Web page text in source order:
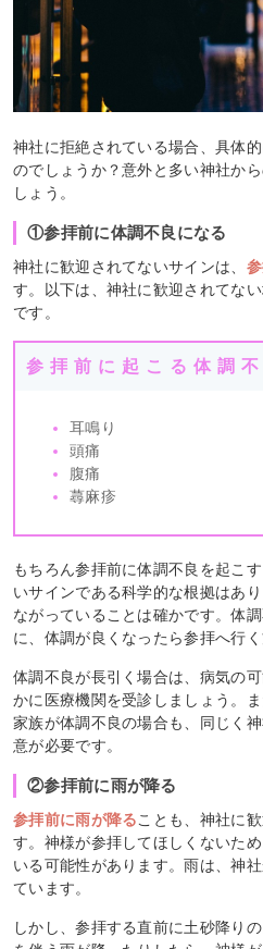
神社に拒絶されている場合、具体
のでしょうか？意外と多い神社か
しょう。
①参拝前に体調不良になる
神社に歓迎されてないサインは、
す。以下は、神社に歓迎されてな
です。
参拝前に起こる体調不
耳鳴り
頭痛
腹痛
蕁麻疹
もちろん参拝前に体調不良を起こ
いサインである科学的な根拠はあ
ながっていることは確かです。体
に、体調が良くなったら参拝へ行く
体調不良が長引く場合は、病気の
かに医療機関を受診しましょう。
家族が体調不良の場合も、同じく
意が必要です。
②参拝前に雨が降る
参拝前に雨が降ることも、神社に
す。神様が参拝してほしくないた
いる可能性があります。雨は、神
ています。
しかし、参拝する直前に土砂降り